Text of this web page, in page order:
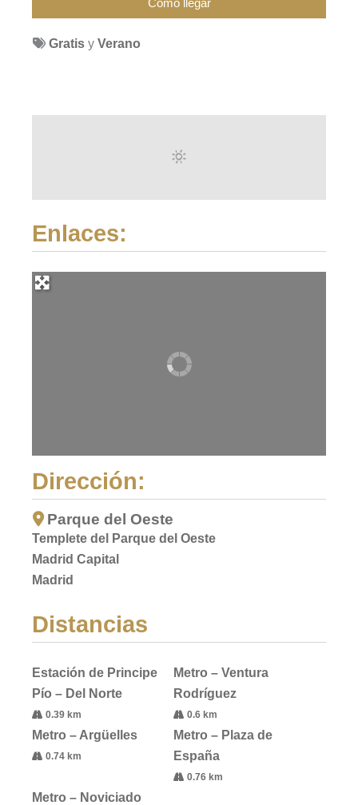
Gratisy Verano
Enlaces:
Dirección:
Parque del Oeste
Templete del Parque del Oeste
Madrid Capital
Madrid
Distancias
Estación de Principe
Pío – Del Norte
0.39 km
Metro – Ventura
Rodríguez
0.6 km
Metro – Argüelles
0.74 km
Metro – Plaza de
España
0.76 km
Metro – Noviciado